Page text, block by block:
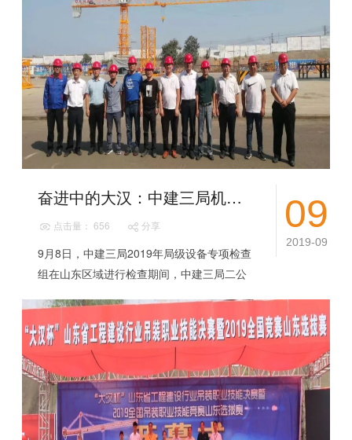
09
2019-09
奋进中的大汉：中建三局机械设备专家莅临大汉股份考察交流
点击量： 656 分享
9月8日，中建三局2019年局级设备专项检查
组在山东区域进行检查期间，中建三局二公
公司北方公司设备负责人刘开宇、二公司北
京...